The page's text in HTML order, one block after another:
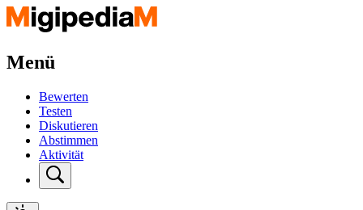
Menü
Bewerten
Testen
Diskutieren
Abstimmen
Aktivität